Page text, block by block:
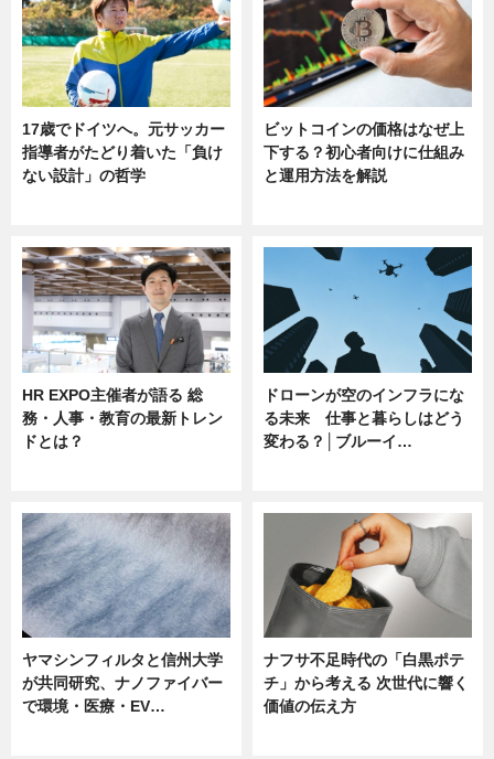
17歳でドイツへ。元サッカー
指導者がたどり着いた「負け
ない設計」の哲学
ビットコインの価格はなぜ上
下する？初心者向けに仕組み
と運用方法を解説
HR EXPO主催者が語る 総
務・人事・教育の最新トレン
ドとは？
ドローンが空のインフラにな
る未来 仕事と暮らしはどう
変わる？│ブルーイ…
ヤマシンフィルタと信州大学
が共同研究、ナノファイバー
で環境・医療・EV…
ナフサ不足時代の「白黒ポテ
チ」から考える 次世代に響く
価値の伝え方